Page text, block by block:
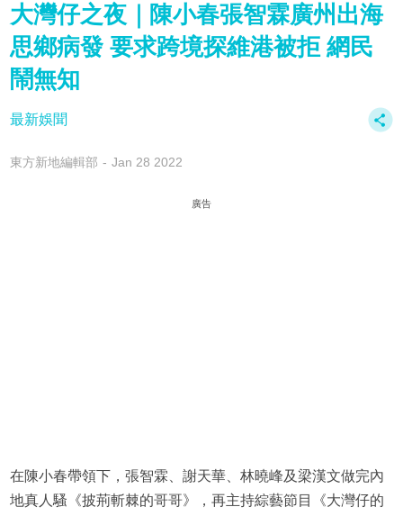
大灣仔之夜｜陳小春張智霖廣州出海
思鄉病發 要求跨境探維港被拒 網民
鬧無知
最新娛聞
東方新地編輯部 Jan 28 2022
廣告
在陳小春帶領下，張智霖、謝天華、林曉峰及梁漢文做完內
地真人騷《披荊斬棘的哥哥》，再主持綜藝節目《大灣仔的